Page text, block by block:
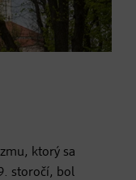
ktorý sa
storočí, bol